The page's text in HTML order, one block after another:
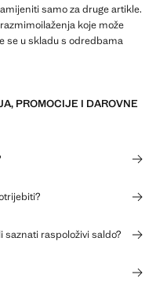
samo za druge artikle.
koje može
se u skladu s odredbama
PROMOCIJE I DAROVNE
raspoloživi saldo?